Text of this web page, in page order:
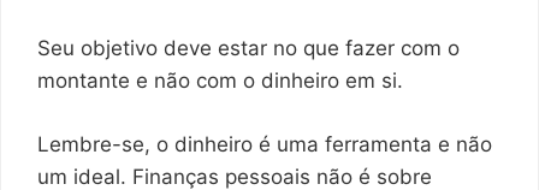
Seu objetivo deve estar no que fazer com o
montante e não com o dinheiro em si.
Lembre-se, o dinheiro é uma ferramenta e não
um ideal. Finanças pessoais não é sobre